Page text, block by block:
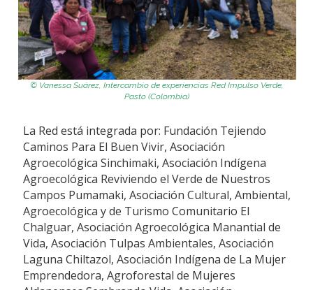
© Vanessa Suárez, Intercambio de experiencias Red Impulso Verde,
Pasto (Colombia)
La Red está integrada por: Fundación Tejiendo
Caminos Para El Buen Vivir, Asociación
Agroecológica Sinchimaki, Asociación Indígena
Agroecológica Reviviendo el Verde de Nuestros
Campos Pumamaki, Asociación Cultural, Ambiental,
Agroecológica y de Turismo Comunitario El
Chalguar, Asociación Agroecológica Manantial de
Vida, Asociación Tulpas Ambientales, Asociación
Laguna Chiltazol, Asociación Indígena de La Mujer
Emprendedora, Agroforestal de Mujeres